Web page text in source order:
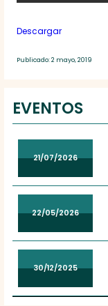
Descargar
Publicado: 2 mayo, 2019
EVENTOS
21/07/2026
22/05/2026
30/12/2025